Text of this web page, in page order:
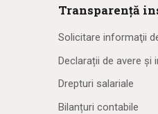
Transparență
Solicitare informaţii
Declarații de avere și
Drepturi salariale
Bilanțuri contabile